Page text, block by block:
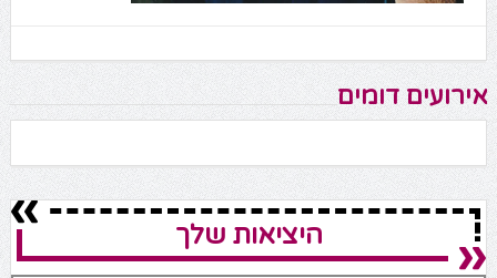
אירועים דומים
היציאות שלך